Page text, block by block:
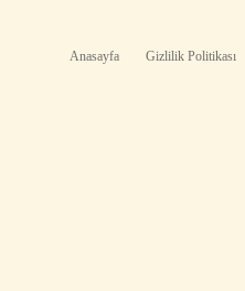
Anasayfa Gizlilik Politikası